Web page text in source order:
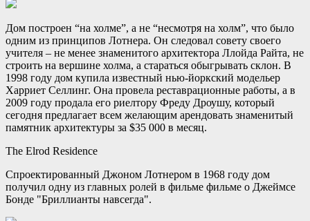
Дом построен “на холме”, а не “несмотря на холм”, что было
одним из принципов Лотнера. Он следовал совету своего
учителя – не менее знаменитого архитектора Ллойда Райта, не
строить на вершине холма, а стараться обыгрывать склон. В
1998 году дом купила известный нью-йоркский модельер
Харриет Селлинг. Она провела реставрационные работы, а в
2009 году продала его риелтору Фреду Дроушу, который
сегодня предлагает всем желающим арендовать знаменитый
памятник архитектуры за $35 000 в месяц.
The Elrod Residence
Спроектированный Джоном Лотнером в 1968 году дом
получил одну из главных ролей в фильме фильме о Джеймсе
Бонде "Бриллианты навсегда".